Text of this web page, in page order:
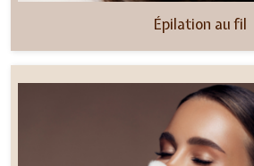
Épilation au fil